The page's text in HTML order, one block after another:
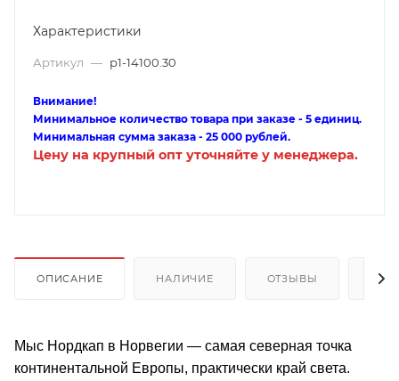
Характеристики
Артикул — p1-14100.30
Внимание!
Минимальное количество товара при заказе - 5 единиц.
Минимальная сумма заказа - 25 000 рублей.
Цену на крупный опт уточняйте у менеджера.
ОПИСАНИЕ НАЛИЧИЕ ОТЗЫВЫ
Мыс Нордкап в Норвегии — самая северная точка
континентальной Европы, практически край света.